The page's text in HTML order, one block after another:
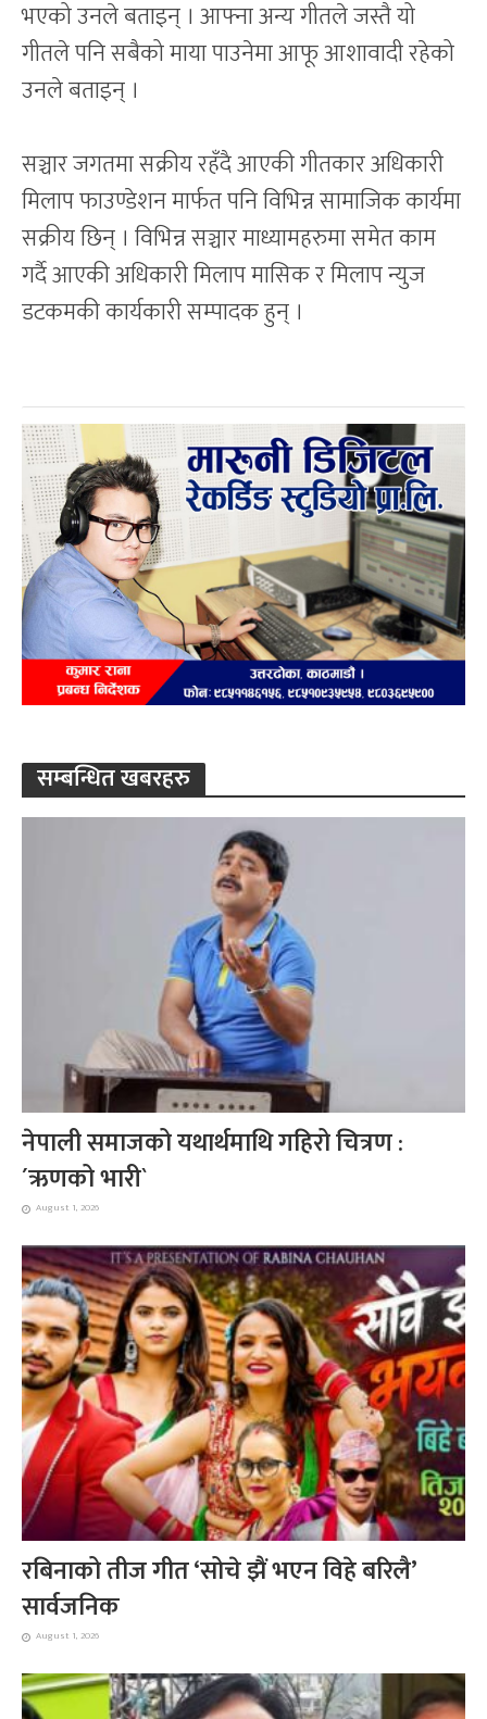
भएको उनले बताइन् । आफ्ना अन्य गीतले जस्तै यो
गीतले पनि सबैको माया पाउनेमा आफू आशावादी रहेको
उनले बताइन् ।
सञ्चार जगतमा सक्रीय रहँदै आएकी गीतकार अधिकारी
मिलाप फाउण्डेशन मार्फत पनि विभिन्न सामाजिक कार्यमा
सक्रीय छिन् । विभिन्न सञ्चार माध्यामहरुमा समेत काम
गर्दै आएकी अधिकारी मिलाप मासिक र मिलाप न्युज
डटकमकी कार्यकारी सम्पादक हुन् ।
सम्बन्धित खबरहरु
नेपाली समाजको यथार्थमाथि गहिरो चित्रण :
´ऋणको भारी`
August 1, 2026
रबिनाको तीज गीत ‘सोचे झैं भएन विहे बरिलै’
सार्वजनिक
August 1, 2026